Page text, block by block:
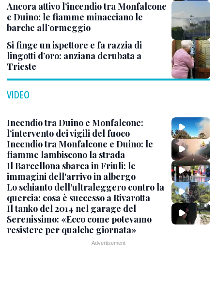
Ancora attivo l’incendio tra Monfalcone
e Duino: le fiamme minacciano le
barche all’ormeggio
Si finge un ispettore e fa razzia di
lingotti d’oro: anziana derubata a
Trieste
VIDEO
Incendio tra Duino e Monfalcone:
l’intervento dei vigili del fuoco
Incendio tra Monfalcone e Duino: le
fiamme lambiscono la strada
Il Barcellona sbarca in Friuli: le
immagini dell'arrivo in albergo
Lo schianto dell’ultraleggero contro la
quercia: cosa è successo a Rivarotta
Il tanko del 2014 nel garage del
Serenissimo: «Ecco come potevamo
resistere per qualche giornata»